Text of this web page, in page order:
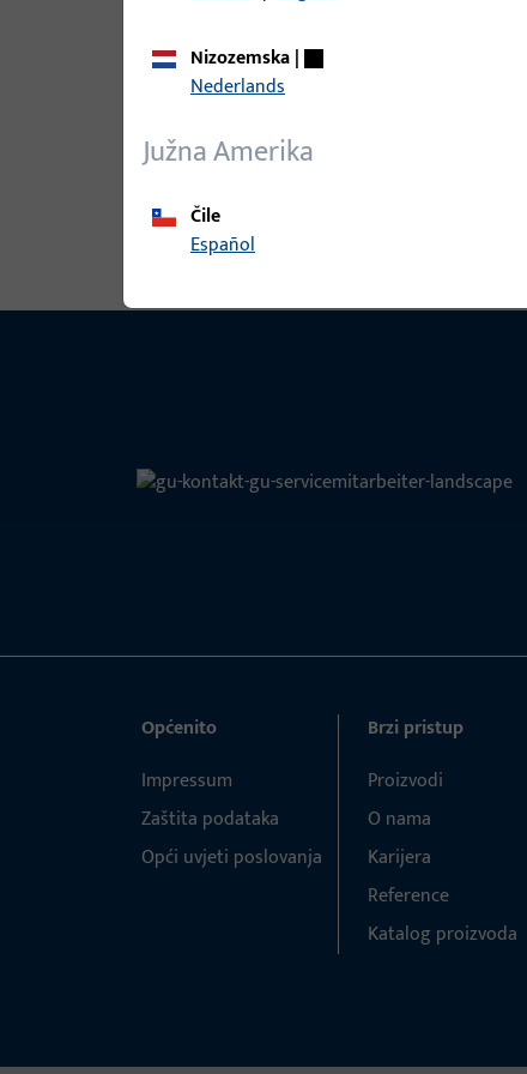
B-78430-44-0-1 | Zatik kvake |
Pogledaj sve varijante
Nizozemska|
Nederlands
Južna Amerika
Čile
Español
Općenito
Impressum
Zaštita podataka
Opći uvjeti poslovanja
Brzi pristup
Proizvodi
O nama
Karijera
Reference
Katalog proizvoda